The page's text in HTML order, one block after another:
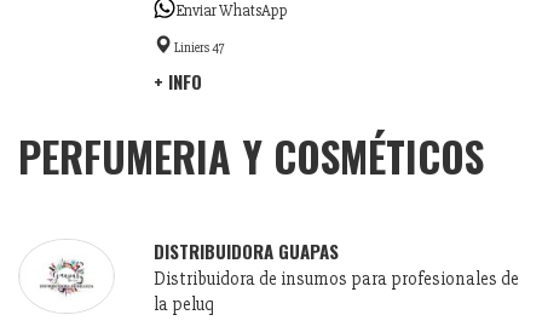
Enviar WhatsApp
Liniers 47
+ INFO
PERFUMERIA Y COSMÉTICOS
DISTRIBUIDORA GUAPAS
Distribuidora de insumos para profesionales de
la peluq